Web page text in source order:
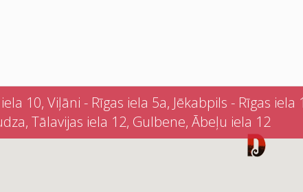
10, Viļāni - Rīgas iela 5a, Jēkabpils - Rīgas iela
Tālavijas iela 12, Gulbene, Ābeļu iela 12